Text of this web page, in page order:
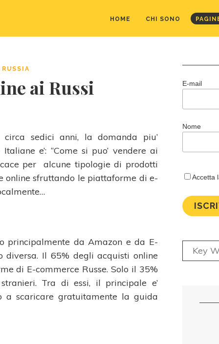
HOME CHI SONO
ai Russi
sedici anni, la domanda piu’
e’: “Come si puo’ vendere ai
per alcune tipologie di prodotti
online sfruttando le piattaforme di e-
principalmente da Amazon e da E-
diversa. Il 65% degli acquisti online
di E-commerce Russe. Solo il 35%
Tra di essi, il principale e’
a scaricare gratuitamente la guida
E-mail
Nome
Accetta